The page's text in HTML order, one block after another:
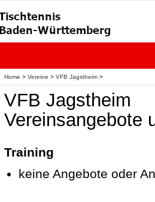
Home > Vereine > VFB Jagstheim >
VFB Jagstheim
Vereinsangebote
Training
keine Angebote oder